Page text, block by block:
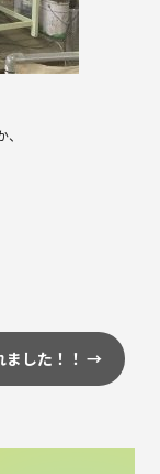
した！！ →